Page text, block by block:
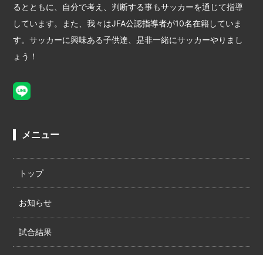
るとともに、自分で考え、判断する事もサッカーを通じて指導
しています。また、我々はJFA公認指導者が10名在籍していま
す。サッカーに興味ある子供達、是非一緒にサッカーやりまし
ょう！
メニュー
トップ
お知らせ
試合結果